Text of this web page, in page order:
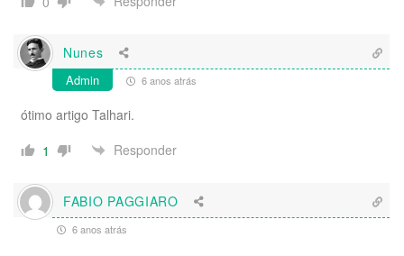
Nunes
Admin 6 anos atrás
ótimo artigo Talhari.
1
Responder
FABIO PAGGIARO
6 anos atrás